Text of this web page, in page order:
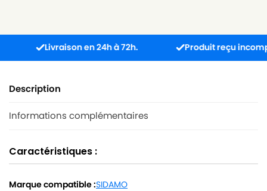
Livraison en 24h à 72h. Produit reçu
Description
Informations complémentaires
Caractéristiques :
Marque compatible :SIDAMO